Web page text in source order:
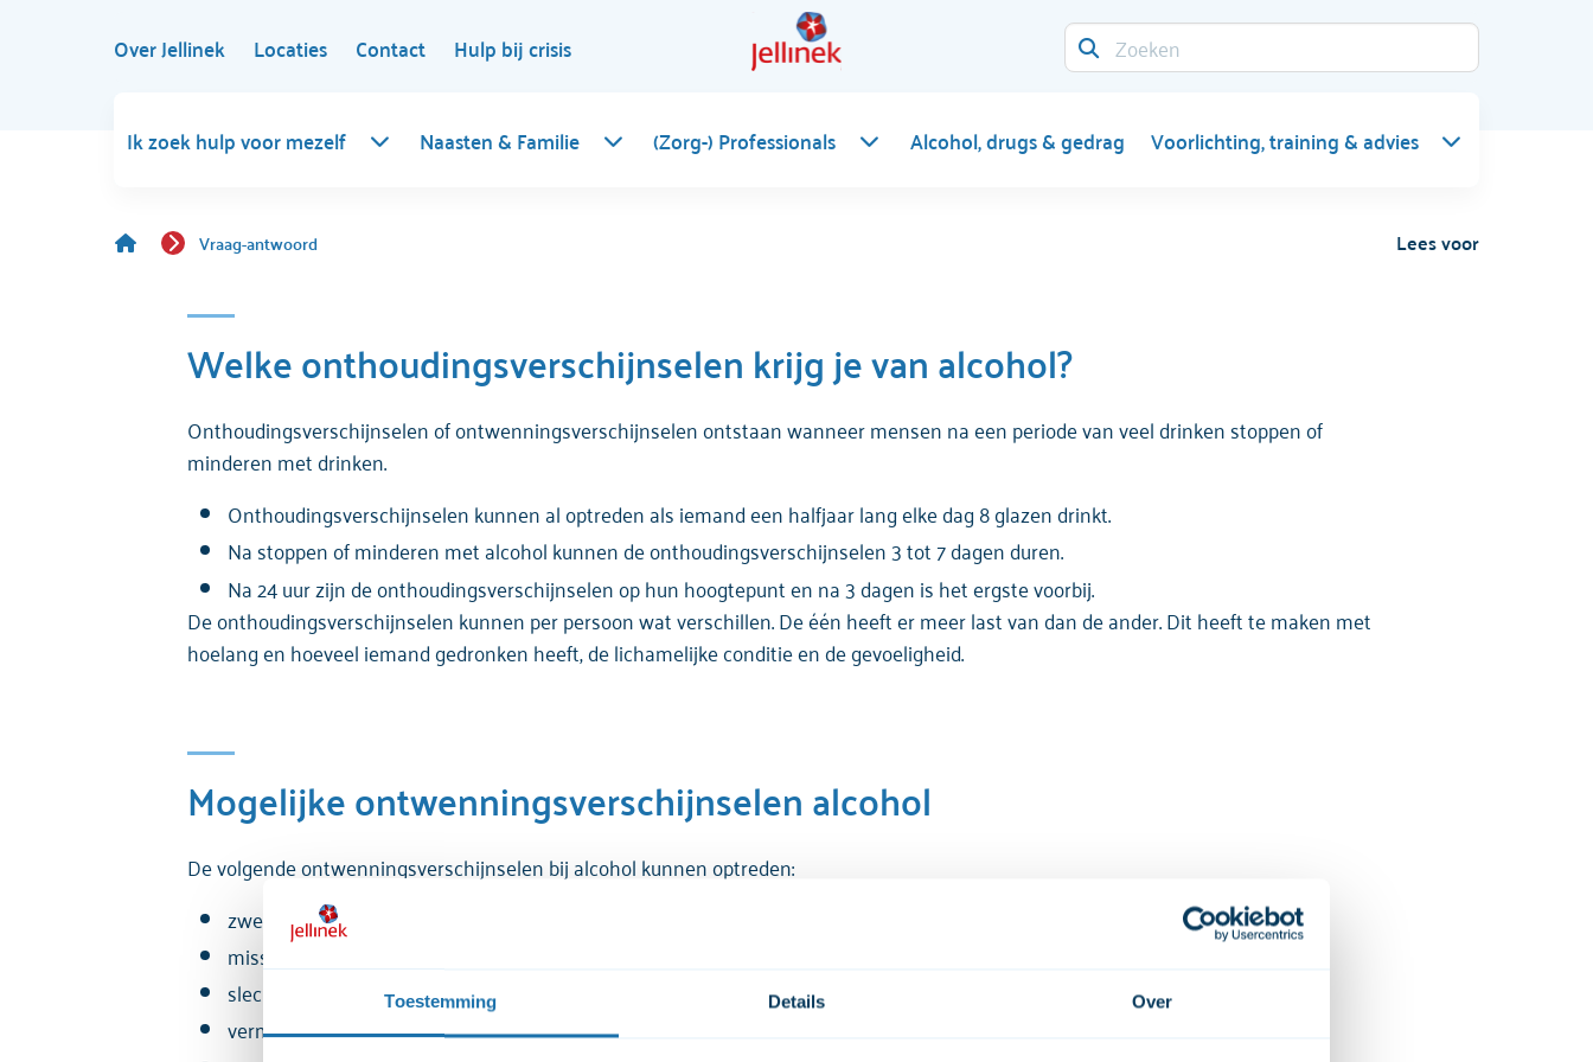
Toestemming Details Over
Over Jellinek Locaties Contact Hulp bij crisis
Ik zoek hulp voor mezelf Naasten & Familie (Zorg-) Professionals Alcohol, drugs & gedrag Voorlichting, training & advies
Vraag-antwoord Lees voor
Welke onthoudingsverschijnselen krijg je van alcohol?
Onthoudingsverschijnselen of ontwenningsverschijnselen ontstaan wanneer mensen na een periode van veel drinken stoppen of
minderen met drinken.
Onthoudingsverschijnselen kunnen al optreden als iemand een halfjaar lang elke dag 8 glazen drinkt.
Na stoppen of minderen met alcohol kunnen de onthoudingsverschijnselen 3 tot 7 dagen duren.
Na 24 uur zijn de onthoudingsverschijnselen op hun hoogtepunt en na 3 dagen is het ergste voorbij.
De onthoudingsverschijnselen kunnen per persoon wat verschillen. De één heeft er meer last van dan de ander. Dit heeft te maken met
hoelang en hoeveel iemand gedronken heeft, de lichamelijke conditie en de gevoeligheid.
Mogelijke ontwenningsverschijnselen alcohol
De volgende ontwenningsverschijnselen bij alcohol kunnen optreden:
zweten
misselijkheid
slecht slapen
vermoeidheid